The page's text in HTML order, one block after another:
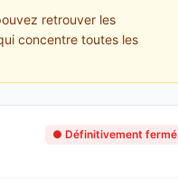
retrouver les
concentre toutes les
● Définitivement fermé